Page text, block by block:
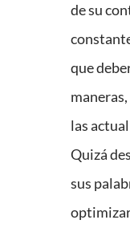
de su
que
las
Quizá
sus